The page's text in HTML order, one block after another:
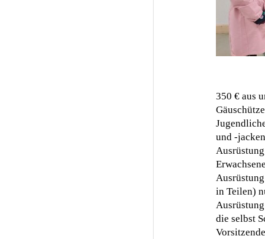
350 € aus
und -
in Teilen)
die selbst